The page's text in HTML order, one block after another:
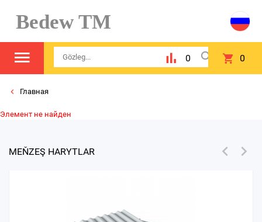
Bedew TM
0 0
Главная
Элемент не найден
MEŇZEŞ HARYTLAR